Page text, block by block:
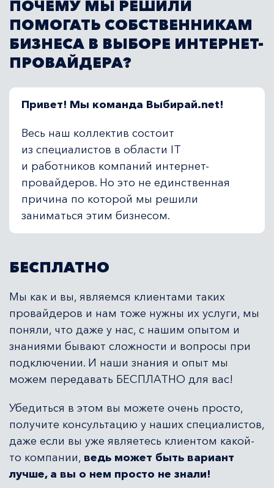
ПОЧЕМУ МЫ РЕШИЛИ
ПОМОГАТЬ СОБСТВЕННИКАМ
БИЗНЕСА В ВЫБОРЕ ИНТЕРНЕТ-
ПРОВАЙДЕРА?
Привет! Мы команда Выбирай.net!
Весь наш коллектив состоит
из специалистов в области IT
и работников компаний интернет-
провайдеров. Но это не единственная
причина по которой мы решили
заниматься этим бизнесом.
БЕСПЛАТНО
Мы как и вы, являемся клиентами таких
провайдеров и нам тоже нужны их услуги, мы
поняли, что даже у нас, с нашим опытом и
знаниями бывают сложности и вопросы при
подключении. И наши знания и опыт мы
можем передавать БЕСПЛАТНО для вас!
Убедиться в этом вы можете очень просто,
получите консультацию у наших специалистов,
даже если вы уже являетесь клиентом какой-
то компании, ведь может быть вариант
лучше, а вы о нем просто не знали!